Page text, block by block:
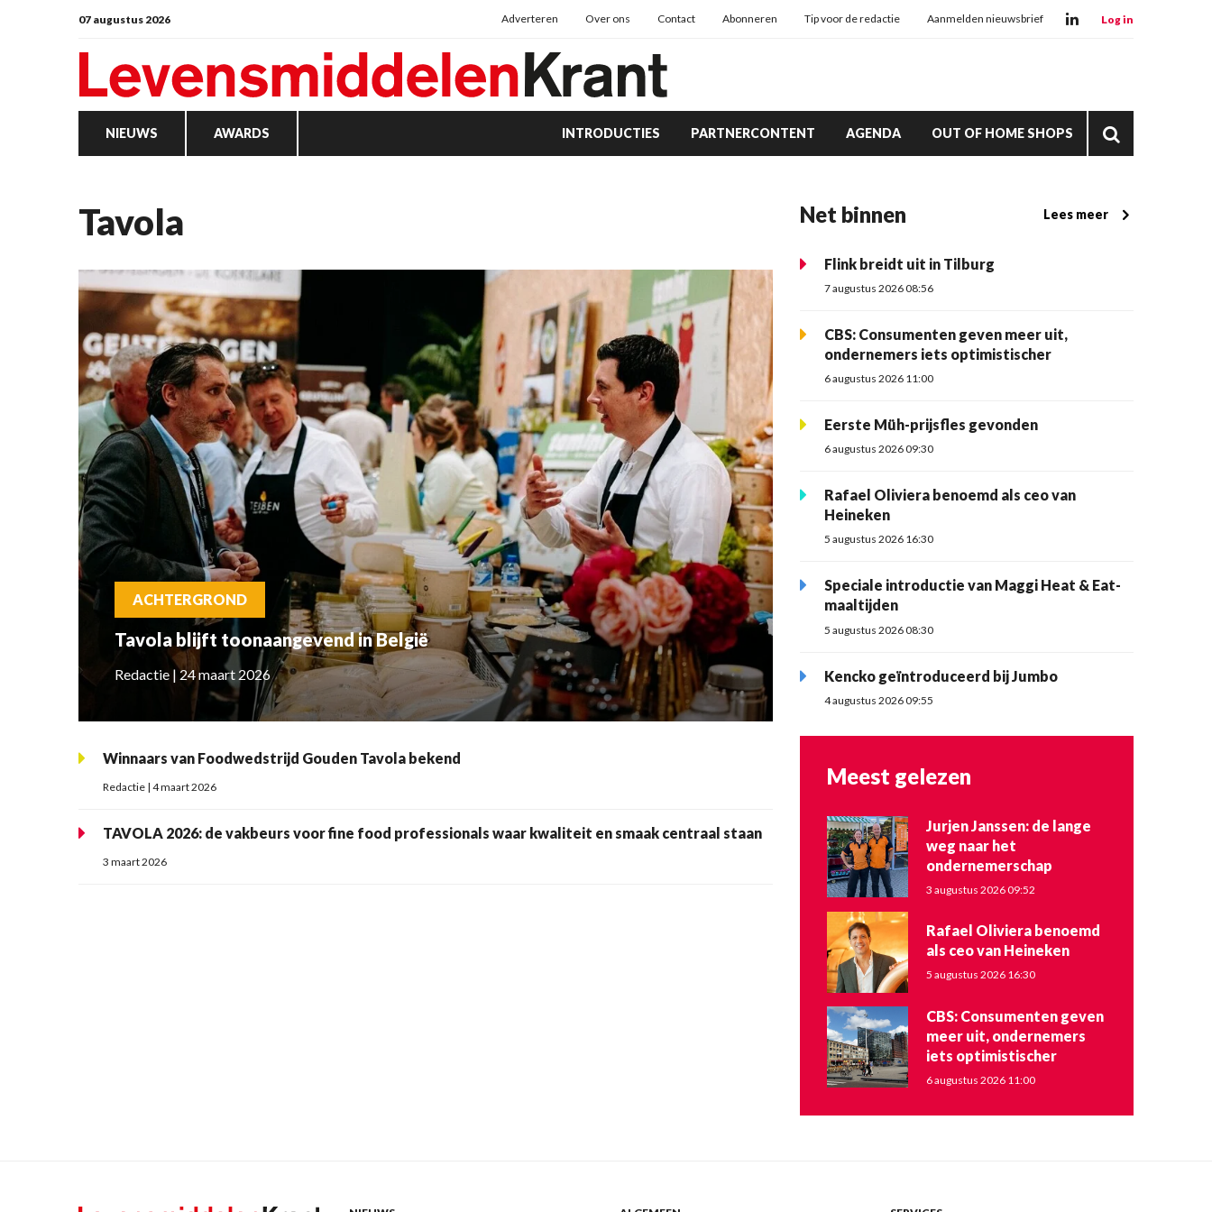
07 augustus 2026 Adverteren Over ons Contact Abonneren Tip voor de redactie Aanmelden nieuwsbrief Log in
NIEUWS AWARDS INTRODUCTIES PARTNERCONTENT AGENDA OUT OF HOME SHOPS
Tavola
ACHTERGROND
Tavola blijft toonaangevend in België
Redactie | 24 maart 2026
Winnaars van Foodwedstrijd Gouden Tavola bekend
Redactie | 4 maart 2026
TAVOLA 2026: de vakbeurs voor fine food professionals waar kwaliteit en smaak centraal staan
3 maart 2026
Net binnen Lees meer
Flink breidt uit in Tilburg
7 augustus 2026 08:56
CBS: Consumenten geven meer uit,
ondernemers iets optimistischer
6 augustus 2026 11:00
Eerste Müh-prijsfles gevonden
6 augustus 2026 09:30
Rafael Oliviera benoemd als ceo van
Heineken
5 augustus 2026 16:30
Speciale introductie van Maggi Heat & Eat-
maaltijden
5 augustus 2026 08:30
Kencko geïntroduceerd bij Jumbo
4 augustus 2026 09:55
Meest gelezen
Jurjen Janssen: de lange
weg naar het
ondernemerschap
3 augustus 2026 09:52
Rafael Oliviera benoemd
als ceo van Heineken
5 augustus 2026 16:30
CBS: Consumenten geven
meer uit, ondernemers
iets optimistischer
6 augustus 2026 11:00